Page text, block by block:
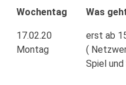
Wochentag Was
17.02.20
Montag
erst ab
(
Spiel und